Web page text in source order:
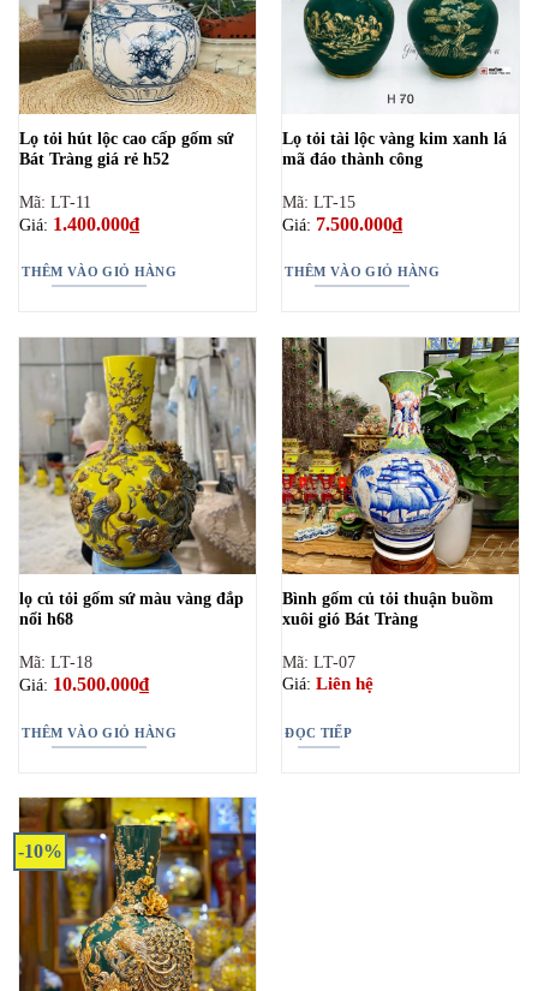
Lọ tỏi hút lộc cao cấp gốm sứ
Bát Tràng giá rẻ h52
Mã: LT-11
Giá: 1.400.000₫
THÊM VÀO GIỎ HÀNG
Lọ tỏi tài lộc vàng kim xanh lá
mã đáo thành công
Mã: LT-15
Giá: 7.500.000₫
THÊM VÀO GIỎ HÀNG
lọ củ tỏi gốm sứ màu vàng đắp
nổi h68
Mã: LT-18
Giá: 10.500.000₫
THÊM VÀO GIỎ HÀNG
Bình gốm củ tỏi thuận buồm
xuôi gió Bát Tràng
Mã: LT-07
Giá: Liên hệ
ĐỌC TIẾP
-10%